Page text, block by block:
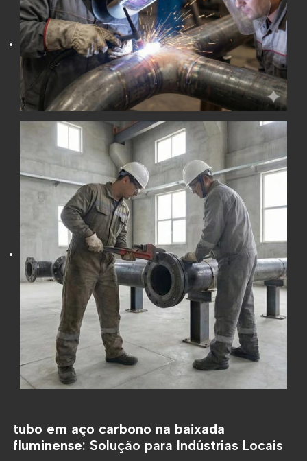
tubo em aço carbono na baixada
fluminense: Solução para Indústrias Locais